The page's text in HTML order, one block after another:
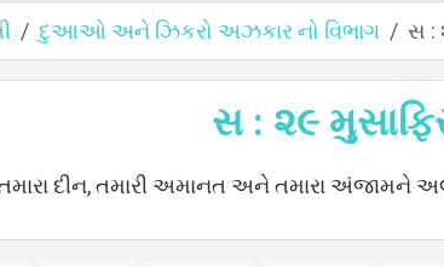
દુઆઓ અને ઝિકરો અઝકાર નો વિભાગ સ :
સ : ૨૯
દીન, તમારી અમાનત અને તમારા અંજામને